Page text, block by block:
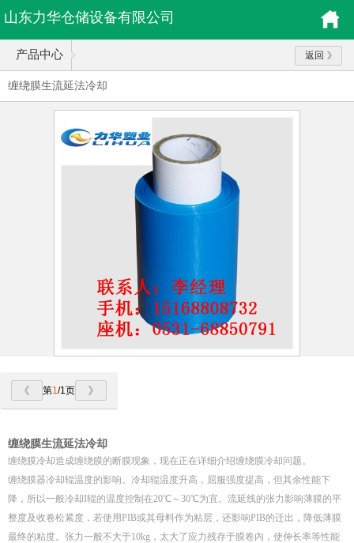
山东力华仓储设备有限公司
产品中心 返回
缠绕膜生流延法冷却
第1/1页
缠绕膜生流延法冷却
缠绕膜冷却造成缠绕膜的断膜现象，现在正在详细介绍缠绕膜冷却问题。
缠绕膜器冷却辊温度的影响。冷却辊温度升高，屈服强度提高，但其余性能下
降，所以一般冷却I辊的温度控制在20℃～30℃为宜。流延线的张力影响薄膜的平
整度及收卷松紧度，若使用PIB或其母料作为粘层，还影响PIB的迁出，降低薄膜
最终的粘度。张力一般不大于10kg，太大了应力残存于膜卷内，使伸长率等性能